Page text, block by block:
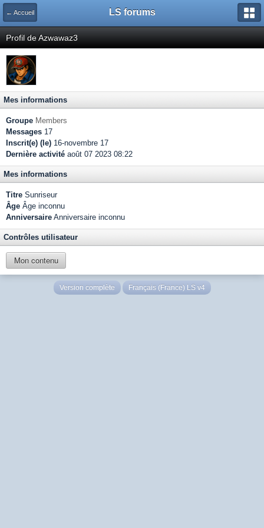
← Accueil LS forums
Profil de Azwawaz3
Mes informations
Groupe Members
Messages 17
Inscrit(e) (le) 16-novembre 17
Dernière activité août 07 2023 08:22
Mes informations
Titre Sunriseur
Âge Âge inconnu
Anniversaire Anniversaire inconnu
Contrôles utilisateur
Mon contenu
Version complète Français (France) LS v4